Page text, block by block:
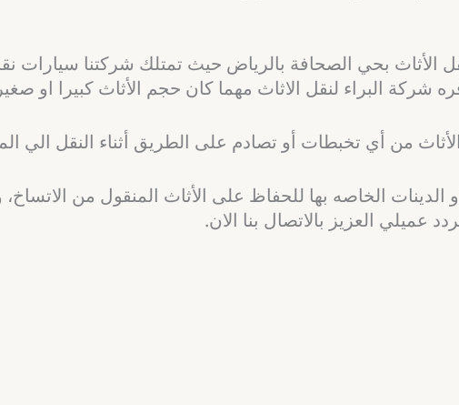
بحي الصحافة بالرياض حيث تمتلك شركتنا سيارات
شركة البراء لنقل الاثاث مهما كان حجم الأثاث كبيرا او
من أي تخبطات أو تصادم على الطريق أثناء النقل الي
الخاصه بها للحفاظ على الأثاث المنقول من
عميلي العزيز بالاتصال بنا الان.